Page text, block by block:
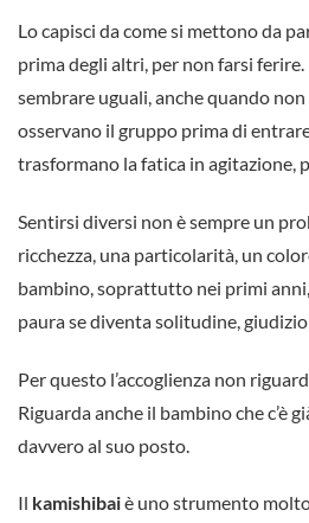
Lo capisci da come si mettono da
prima degli altri, per non farsi ferire.
sembrare uguali, anche quando
osservano il gruppo prima di
trasformano la fatica in agitazione,
Sentirsi diversi non è sempre un
ricchezza, una particolarità, un
bambino, soprattutto nei primi
paura se diventa solitudine,
Per questo l’accoglienza non
Riguarda anche il bambino che c’è
davvero al suo posto.
Il kamishibaiè uno strumento